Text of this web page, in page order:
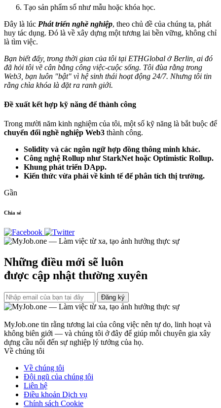
Tạo sản phẩm số như mẫu hoặc khóa học.
Đây là lúc Phát triển nghề nghiệp, theo chủ đề của chúng ta, phát
huy tác dụng. Đó là về xây dựng một tương lai bền vững, không chỉ
là tìm việc.
Bạn biết đấy, trong thời gian của tôi tại ETHGlobal ở Berlin, ai đó
đã hỏi tôi về cân bằng công việc-cuộc sống. Tôi đùa rằng trong
Web3, bạn luôn "bật" vì hệ sinh thái hoạt động 24/7. Nhưng tôi tin
rằng chìa khóa là đặt ra ranh giới.
Đề xuất kết hợp kỹ năng để thành công
Trong mười năm kinh nghiệm của tôi, một số kỹ năng là bắt buộc để
chuyển đổi nghề nghiệp Web3 thành công.
Solidity và các ngôn ngữ hợp đồng thông minh khác.
Công nghệ Rollup như StarkNet hoặc Optimistic Rollup.
Khung phát triển DApp.
Kiến thức vừa phải về kinh tế để phân tích thị trường.
Gần
Chia sẻ
Những điều mới sẽ luôn
được cập nhật thường xuyên
Đăng ký
MyJob.one tin rằng tương lai của công việc nên tự do, linh hoạt và
không biên giới — và chúng tôi ở đây để giúp mỗi chuyên gia xây
dựng cầu nối đến sự nghiệp lý tưởng của họ.
Về chúng tôi
Về chúng tôi
Đội ngũ của chúng tôi
Liên hệ
Điều khoản Dịch vụ
Chính sách Cookie